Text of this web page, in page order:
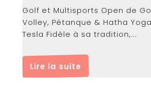
Golf et Multisports Open de
Volley, Pétanque & Hatha Yoga, Essais
Tesla Fidèle à sa tradition,...
Lire la suite